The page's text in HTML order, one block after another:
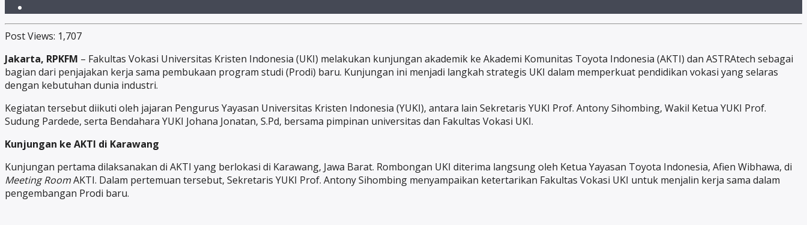
Post Views: 1,707
Jakarta, RPKFM – Fakultas Vokasi Universitas Kristen Indonesia (UKI) melakukan kunjungan akademik ke Akademi Komunitas Toyota Indonesia (AKTI) dan ASTRAtech sebagai
bagian dari penjajakan kerja sama pembukaan program studi (Prodi) baru. Kunjungan ini menjadi langkah strategis UKI dalam memperkuat pendidikan vokasi yang selaras
dengan kebutuhan dunia industri.
Kegiatan tersebut diikuti oleh jajaran Pengurus Yayasan Universitas Kristen Indonesia (YUKI), antara lain Sekretaris YUKI Prof. Antony Sihombing, Wakil Ketua YUKI Prof.
Sudung Pardede, serta Bendahara YUKI Johana Jonatan, S.Pd, bersama pimpinan universitas dan Fakultas Vokasi UKI.
Kunjungan ke AKTI di Karawang
Kunjungan pertama dilaksanakan di AKTI yang berlokasi di Karawang, Jawa Barat. Rombongan UKI diterima langsung oleh Ketua Yayasan Toyota Indonesia, Afien Wibhawa, di
Meeting RoomAKTI. Dalam pertemuan tersebut, Sekretaris YUKI Prof. Antony Sihombing menyampaikan ketertarikan Fakultas Vokasi UKI untuk menjalin kerja sama dalam
pengembangan Prodi baru.